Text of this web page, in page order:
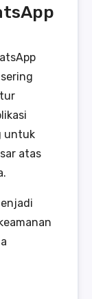
untuk
atas